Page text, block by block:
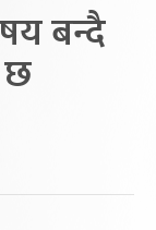
बन्दै
छ